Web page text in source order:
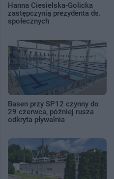
Hanna Ciesielska-Golicka
zastępczynią prezydenta ds.
społecznych
Basen przy SP12 czynny do
29 czerwca, później rusza
odkryta pływalnia